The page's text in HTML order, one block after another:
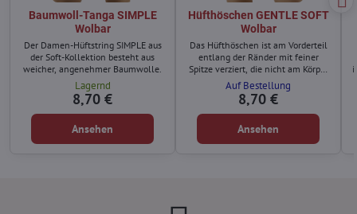
Baumwoll-Tanga SIMPLE
Wolbar
Der Damen-Hüftstring SIMPLE aus
der Soft-Kollektion besteht aus
weicher, angenehmer Baumwolle.
Lagernd
8,70 €
Ansehen
Hüfthöschen GENTLE SOFT
Wolbar
Das Hüfthöschen ist am Vorderteil
entlang der Ränder mit feiner
Spitze verziert, die nicht am Körper
kratzt.
Auf Bestellung
8,70 €
Ansehen